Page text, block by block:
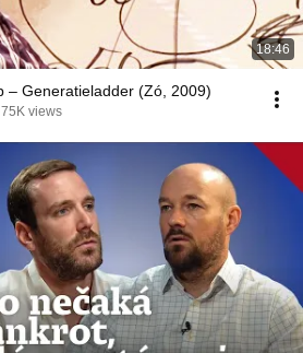
18:46
– Generatieladder (Zó, 2009)
75K views